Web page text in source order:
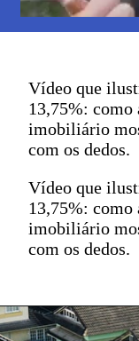
Vídeo que
13,75%: como
imobiliário
com os dedos.
Vídeo que
13,75%: como
imobiliário
com os dedos.